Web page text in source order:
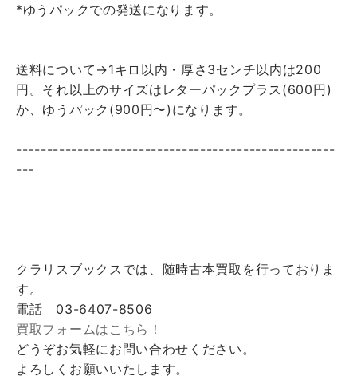
*ゆうパックでの発送になります。
送料について→1キロ以内・厚さ3センチ以内は200
円。それ以上のサイズはレターパックプラス(600円)
か、ゆうパック(900円〜)になります。
----------------------------------------------------
---
クラリスブックスでは、随時古本買取を行っておりま
す。
電話 03-6407-8506
買取フォームはこちら！
どうぞお気軽にお問い合わせください。
よろしくお願いいたします。